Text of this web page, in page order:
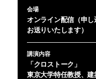
会場
オンライン配信（申
お送りいたします）
講演内容
「クロストーク」
東京大学特任教授、